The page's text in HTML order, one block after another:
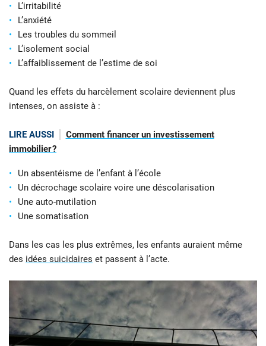
L’irritabilité
L’anxiété
Les troubles du sommeil
L’isolement social
L’affaiblissement de l’estime de soi
Quand les effets du harcèlement scolaire deviennent plus
intenses, on assiste à :
LIRE AUSSI
Comment financer un investissement
immobilier ?
Un absentéisme de l’enfant à l’école
Un décrochage scolaire voire une déscolarisation
Une auto-mutilation
Une somatisation
Dans les cas les plus extrêmes, les enfants auraient même
des idées suicidaires et passent à l’acte.